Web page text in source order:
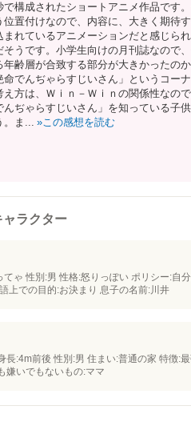
構成されたショートアニメ作品です
置付けなので、内容に、大きく期待
れているアニメーションだと感じら
うです。小学生向けの月刊誌なので
齢層が合致する部分が大きかったの
でんぢゃらすじいさん」というコー
方は、Ｗｉｎ－Ｗｉｎの関係性なの
ぢゃらすじいさん」を知っている子供
。ま...
この感想を読む
ラクター
ゃ 性別:男 性格:怒りっぽい ポリシー:自
上での目的:お決まり 息子の名前:川井
:4m前後 性別:男 住まい:普通の家 特徴:
嫌いでもないもの:ママ